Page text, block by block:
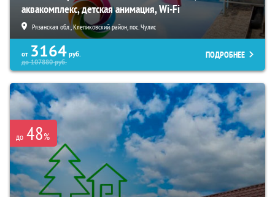
аквакомплекс, детская анимация, Wi-Fi
Рязанская обл., Клепиковский район, пос. Чулис
от 3164 руб.
до107880руб.
ПОДРОБНЕЕ
до 48%